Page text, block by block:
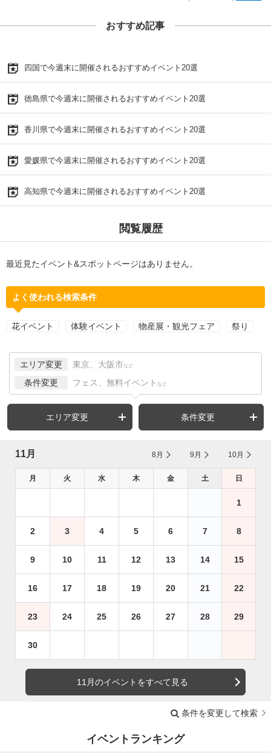
おすすめ記事
四国で今週末に開催されるおすすめイベント20選
徳島県で今週末に開催されるおすすめイベント20選
香川県で今週末に開催されるおすすめイベント20選
愛媛県で今週末に開催されるおすすめイベント20選
高知県で今週末に開催されるおすすめイベント20選
閲覧履歴
最近見たイベント&スポットページはありません。
よく使われる検索条件
花イベント 体験イベント 物産展・観光フェア 祭り
エリア変更 東京、大阪市 など
条件変更 フェス、無料イベント など
エリア変更 条件変更
11月 8月 9月 10月
月 火 水 木 金 土 日
1
2 3 4 5 6 7 8
9 10 11 12 13 14 15
16 17 18 19 20 21 22
23 24 25 26 27 28 29
30
11月のイベントをすべて見る
条件を変更して検索
イベントランキング